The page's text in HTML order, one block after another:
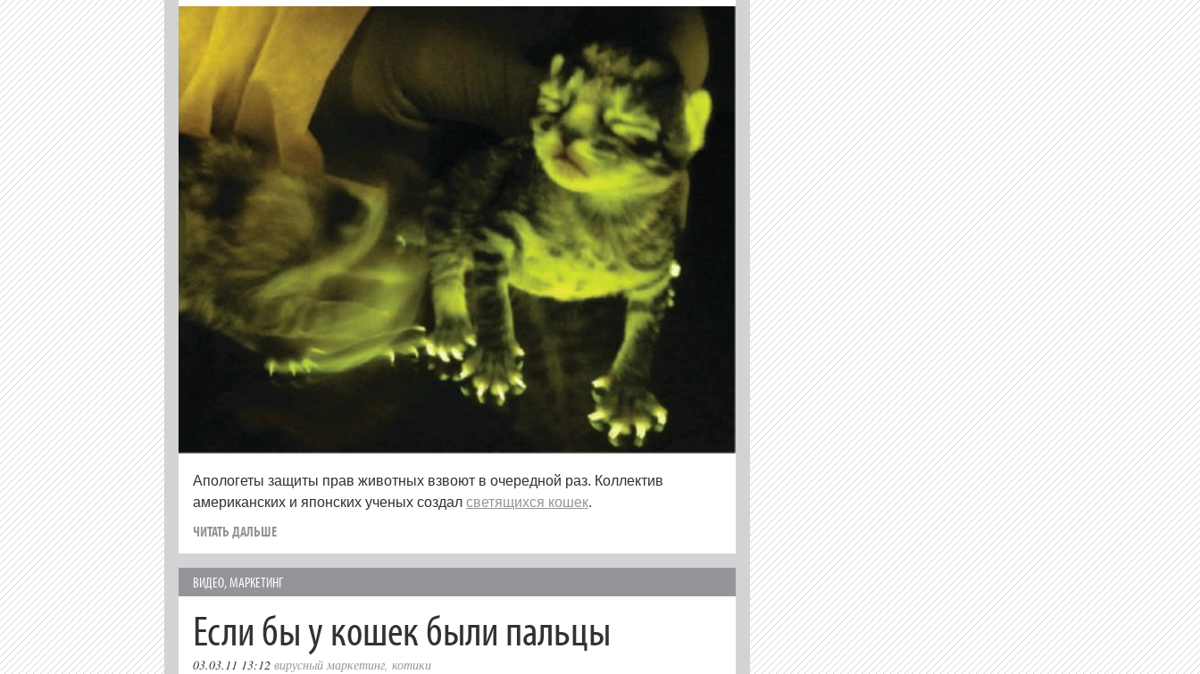
Апологеты защиты прав животных взвоют в очередной раз. Коллектив
американских и японских ученых создал светящихся кошек.
ЧИТАТЬ ДАЛЬШЕ
ВИДЕО, МАРКЕТИНГ
Если бы у кошек были пальцы
03.03.11 13:12 вирусный маркетинг котики